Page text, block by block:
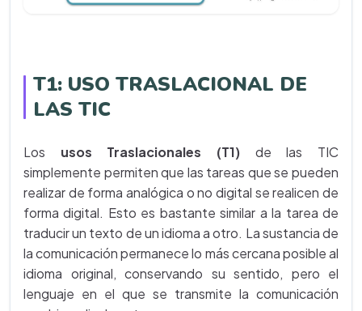
T1: USO TRASLACIONAL DE
LAS TIC
Los usos Traslacionales (T1) de las TIC
simplemente permiten que las tareas que se pueden
realizar de forma analógica o no digital se realicen de
forma digital. Esto es bastante similar a la tarea de
traducir un texto de un idioma a otro. La sustancia de
la comunicación permanece lo más cercana posible al
idioma original, conservando su sentido, pero el
lenguaje en el que se transmite la comunicación